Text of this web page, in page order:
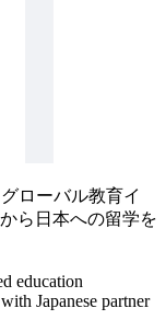
ローバル教育イ
ら日本への留学を
education
Japanese partner